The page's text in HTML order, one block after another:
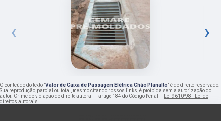
‹ ›
O conteúdo do texto "Valor de Caixa de Passagem Elétrica Chão Planalto" é de direito reservado.
Sua reprodução, parcial ou total, mesmo citando nossos links, é proibida sem a autorização do
autor. Crime de violação de direito autoral – artigo 184 do Código Penal –
Lei 9610/98 - Lei de
direitos autorais